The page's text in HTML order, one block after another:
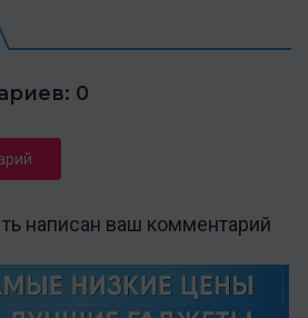
0
написан ваш комментарий